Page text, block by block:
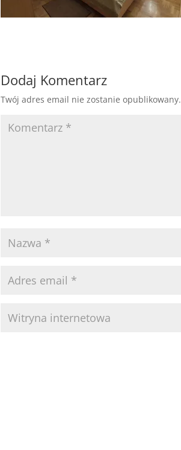
Dodaj Komentarz
Twój adres email nie zostanie opublikowany.